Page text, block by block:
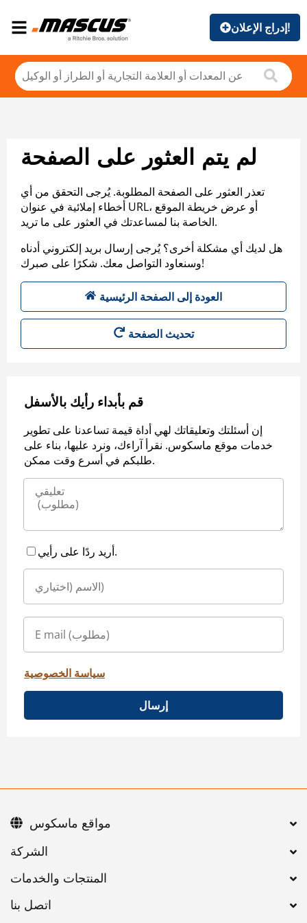
إدراج الإعلان!
لم يتم العثور على الصفحة
تعذر العثور على الصفحة المطلوبة. يُرجى التحقق من أي
أخطاء إملائية في عنوان URL، أو عرض خريطة الموقع
الخاصة بنا لمساعدتك في العثور على ما تريد.
هل لديك أي مشكلة أخرى؟ يُرجى إرسال بريد إلكتروني أدناه
وسنعاود التواصل معك. شكرًا على صبرك!
العودة إلى الصفحة الرئيسية
تحديث الصفحة
قم بأبداء رأيك بالأسفل
إن أسئلتك وتعليقاتك لهي أداة قيمة تساعدنا على تطوير
خدمات موقع ماسكوس. نقرأ آراءك، ونرد عليها، بناء على
طلبكم في أسرع وقت ممكن.
أريد ردًا على رأيي.
سياسة الخصوصية
إرسال
اتصل بنا
مواقع ماسكوس